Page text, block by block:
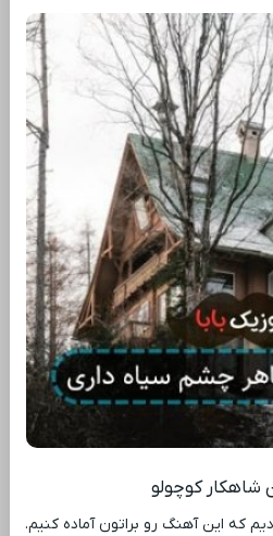
شاهکار کوچولو
که این آهنگ رو براتون آماده کنیم.